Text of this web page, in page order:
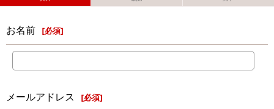
お名前 [必須]
メールアドレス [必須]